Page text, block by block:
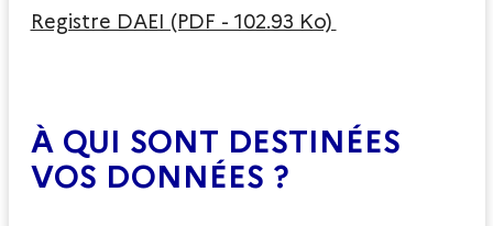
Registre DAEI (PDF - 102.93 Ko)
À QUI SONT DESTINÉES
VOS DONNÉES ?